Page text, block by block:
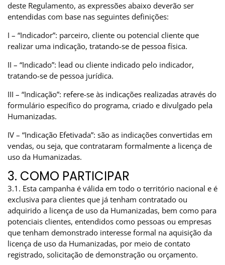
deste Regulamento, as expressões abaixo deverão ser
entendidas com base nas seguintes definições:
I – “Indicador”: parceiro, cliente ou potencial cliente que
realizar uma indicação, tratando-se de pessoa física.
II – “Indicado”: lead ou cliente indicado pelo indicador,
tratando-se de pessoa jurídica.
III – “Indicação”: refere-se às indicações realizadas através do
formulário específico do programa, criado e divulgado pela
Humanizadas.
IV – “Indicação Efetivada”: são as indicações convertidas em
vendas, ou seja, que contrataram formalmente a licença de
uso da Humanizadas.
3. COMO PARTICIPAR
3.1. Esta campanha é válida em todo o território nacional e é
exclusiva para clientes que já tenham contratado ou
adquirido a licença de uso da Humanizadas, bem como para
potenciais clientes, entendidos como pessoas ou empresas
que tenham demonstrado interesse formal na aquisição da
licença de uso da Humanizadas, por meio de contato
registrado, solicitação de demonstração ou orçamento.